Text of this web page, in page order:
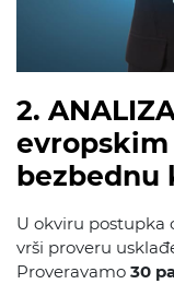
2.
evropskim
bezbednu
U okviru postupka
vrši proveru
Proveravamo 30